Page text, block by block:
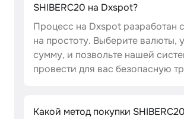
SHIBERC20 на Dxspot?
Процесс на Dxspot разработан
на простоту. Выберите валюты,
сумму, и позвольте нашей
провести для вас безопасную
Какой метод покупки